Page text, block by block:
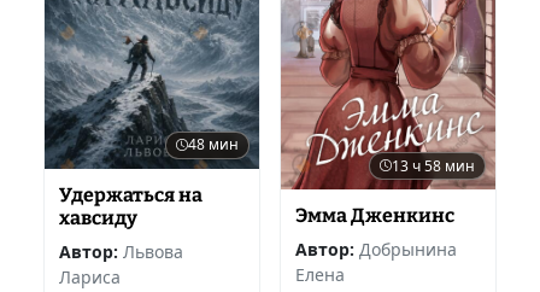
48 мин
Удержаться на
хавсиду
Автор: Львова
Лариса
13 ч 58 мин
Эмма Дженкинс
Автор: Добрынина
Елена